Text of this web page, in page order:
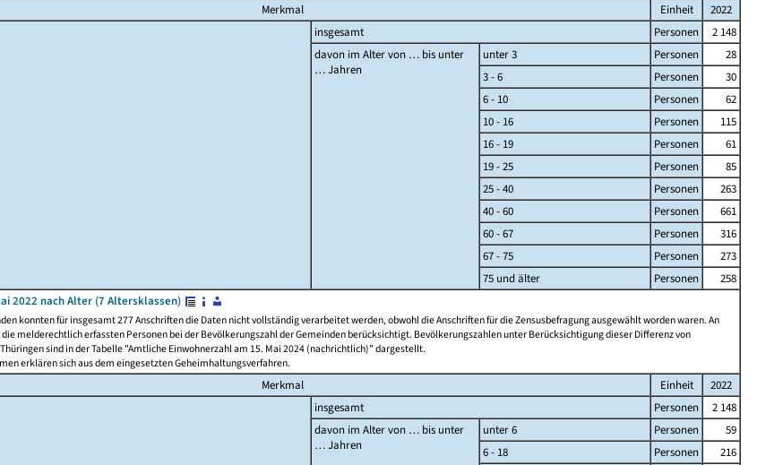
Merkmal Einheit
2022
insgesamt Personen
2 148
davon im Alter von … bis unter
… Jahren
unter 3 Personen
28
3 - 6
Personen
30
6 - 10
Personen
62
10 - 16
Personen
115
16 - 19
Personen
61
19 - 25
Personen
85
25 - 40
Personen
263
40 - 60
Personen
661
60 - 67
Personen
316
67 - 75
Personen
273
75 und älter
Personen
258
2022 nach Alter (7 Altersklassen)
konnten für insgesamt 277 Anschriften die Daten nicht vollständig verarbeitet werden, obwohl die Anschriften für die Zensusbefragung ausgewählt worden waren. An
melderechtlich erfassten Personen bei der Bevölkerungszahl der Gemeinden berücksichtigt. Bevölkerungszahlen unter Berücksichtigung dieser Differenz von
sind in der Tabelle "Amtliche Einwohnerzahl am 15. Mai 2024 (nachrichtlich)" dargestellt.
erklären sich aus dem eingesetzten Geheimhaltungsverfahren.
Merkmal Einheit
2022
insgesamt Personen
2 148
davon im Alter von … bis unter
… Jahren
unter 6 Personen
59
6 - 18
Personen
216